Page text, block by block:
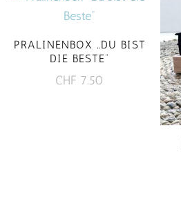
PRALINENBOX „DU BIST
DIE BESTE“
CHF 7.50